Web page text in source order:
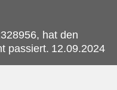
hat den
passiert. 12.09.2024